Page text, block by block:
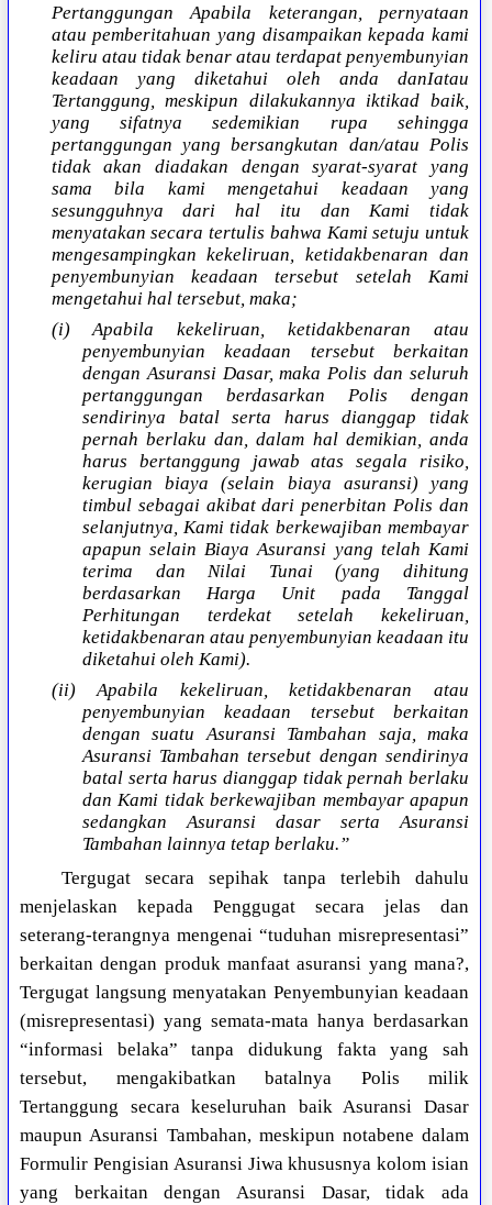
Pertanggungan Apabila keterangan, pernyataan
atau pemberitahuan yang disampaikan kepada kami
keliru atau tidak benar atau terdapat penyembunyian
keadaan yang diketahui oleh anda danIatau
Tertanggung, meskipun dilakukannya iktikad baik,
yang sifatnya sedemikian rupa sehingga
pertanggungan yang bersangkutan dan/atau Polis
tidak akan diadakan dengan syarat-syarat yang
sama bila kami mengetahui keadaan yang
sesungguhnya dari hal itu dan Kami tidak
menyatakan secara tertulis bahwa Kami setuju untuk
mengesampingkan kekeliruan, ketidakbenaran dan
penyembunyian keadaan tersebut setelah Kami
mengetahui hal tersebut, maka;
(i) Apabila kekeliruan, ketidakbenaran atau
penyembunyian keadaan tersebut berkaitan
dengan Asuransi Dasar, maka Polis dan seluruh
pertanggungan berdasarkan Polis dengan
sendirinya batal serta harus dianggap tidak
pernah berlaku dan, dalam hal demikian, anda
harus bertanggung jawab atas segala risiko,
kerugian biaya (selain biaya asuransi) yang
timbul sebagai akibat dari penerbitan Polis dan
selanjutnya, Kami tidak berkewajiban membayar
apapun selain Biaya Asuransi yang telah Kami
terima dan Nilai Tunai (yang dihitung
berdasarkan Harga Unit pada Tanggal
Perhitungan terdekat setelah kekeliruan,
ketidakbenaran atau penyembunyian keadaan itu
diketahui oleh Kami).
(ii) Apabila kekeliruan, ketidakbenaran atau
penyembunyian keadaan tersebut berkaitan
dengan suatu Asuransi Tambahan saja, maka
Asuransi Tambahan tersebut dengan sendirinya
batal serta harus dianggap tidak pernah berlaku
dan Kami tidak berkewajiban membayar apapun
sedangkan Asuransi dasar serta Asuransi
Tambahan lainnya tetap berlaku.”
Tergugat secara sepihak tanpa terlebih dahulu
menjelaskan kepada Penggugat secara jelas dan
seterang-terangnya mengenai “tuduhan misrepresentasi”
berkaitan dengan produk manfaat asuransi yang mana?,
Tergugat langsung menyatakan Penyembunyian keadaan
(misrepresentasi) yang semata-mata hanya berdasarkan
“informasi belaka” tanpa didukung fakta yang sah
tersebut, mengakibatkan batalnya Polis milik
Tertanggung secara keseluruhan baik Asuransi Dasar
maupun Asuransi Tambahan, meskipun notabene dalam
Formulir Pengisian Asuransi Jiwa khususnya kolom isian
yang berkaitan dengan Asuransi Dasar, tidak ada